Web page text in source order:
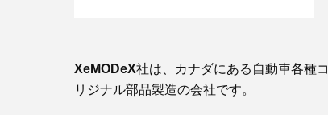
XeMODeX社は、カナダにある自動車各種
リジナル部品製造の会社です。